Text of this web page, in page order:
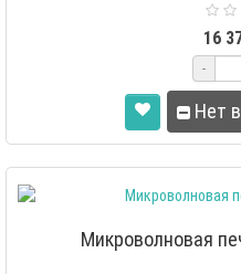
16
-
Нет
Микроволновая